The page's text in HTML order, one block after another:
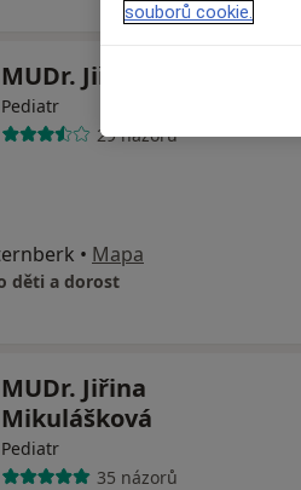
MUDr. Jiří Reitinger
Pediatr
29 názorů
• Mapa
děti a dorost
MUDr. Jiřina
Mikulášková
Pediatr
35 názorů
souborů cookie.